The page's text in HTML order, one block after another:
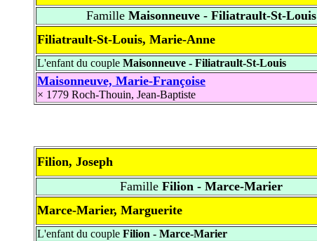
FamilleMaisonneuve - Filiatrault-St-Louis
Filiatrault-St-Louis, Marie-Anne
L'enfant du couple Maisonneuve - Filiatrault-St-Louis
Maisonneuve, Marie-Françoise
× 1779 Roch-Thouin, Jean-Baptiste
Filion, Joseph
FamilleFilion - Marce-Marier
Marce-Marier, Marguerite
L'enfant du couple Filion - Marce-Marier